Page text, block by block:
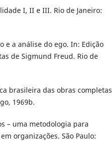
I, II e III. Rio de Janeiro:
e a análise do ego. In: Edição
de Sigmund Freud. Rio de
brasileira das obras completas
1969b.
– uma metodologia para
organizações. São Paulo: